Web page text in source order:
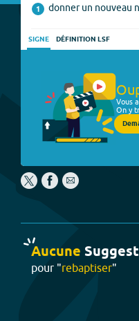
1 donner un nouveau
SIGNE DÉFINITION LSF
Vous
On y
Aucune
pour "rebaptiser"